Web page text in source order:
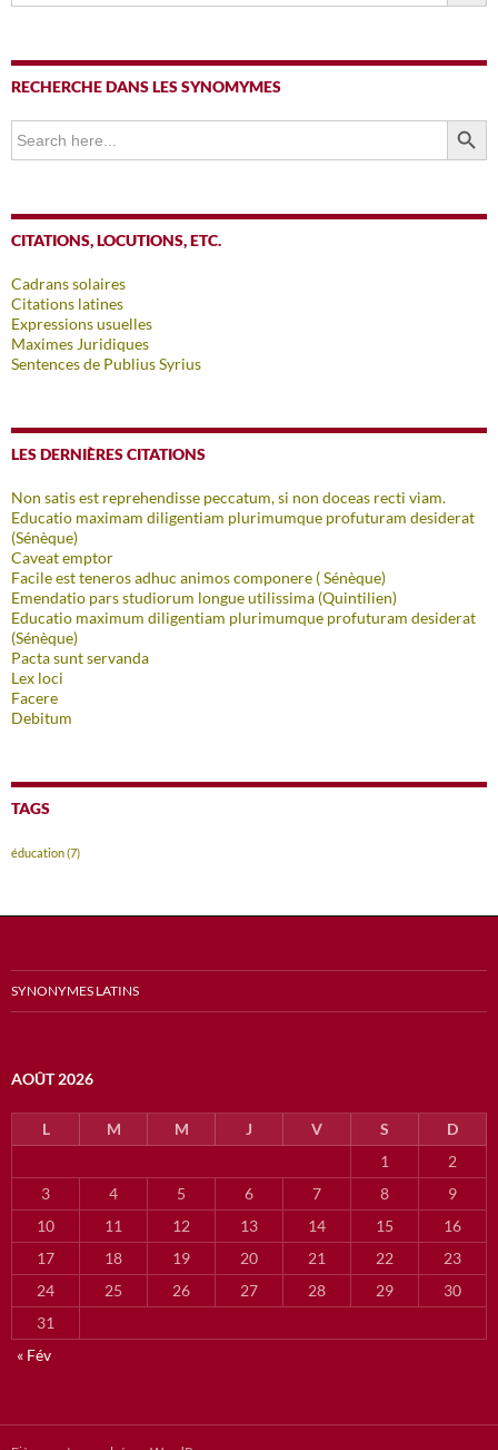
RECHERCHE DANS LES SYNOMYMES
Search
for:
SEARCH
CITATIONS, LOCUTIONS, ETC.
Cadrans solaires
Citations latines
Expressions usuelles
Maximes Juridiques
Sentences de Publius Syrius
LES DERNIÈRES CITATIONS
Non satis est reprehendisse peccatum, si non doceas recti viam.
Educatio maximam diligentiam plurimumque profuturam desiderat
(Sénèque)
Caveat emptor
Facile est teneros adhuc animos componere ( Sénèque)
Emendatio pars studiorum longue utilissima (Quintilien)
Educatio maximum diligentiam plurimumque profuturam desiderat
(Sénèque)
Pacta sunt servanda
Lex loci
Facere
Debitum
TAGS
éducation(7)
SYNONYMES LATINS
AOÛT 2026
L M M J V S
D
1
2
3
4 5 6 7 8
9
10
11 12 13 14 15
16
17
18 19 20 21 22
23
24
25 26 27 28 29
30
31
« Fév